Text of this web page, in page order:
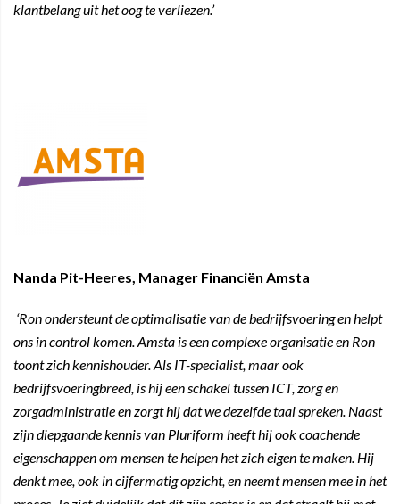
klantbelang uit het oog te verliezen.’
Nanda Pit-Heeres, Manager Financiën Amsta
‘Ron ondersteunt de optimalisatie van de bedrijfsvoering en helpt
ons in control komen. Amsta is een complexe organisatie en Ron
toont zich kennishouder. Als IT-specialist, maar ook
bedrijfsvoeringbreed, is hij een schakel tussen ICT, zorg en
zorgadministratie en zorgt hij dat we dezelfde taal spreken. Naast
zijn diepgaande kennis van Pluriform heeft hij ook coachende
eigenschappen om mensen te helpen het zich eigen te maken. Hij
denkt mee, ook in cijfermatig opzicht, en neemt mensen mee in het